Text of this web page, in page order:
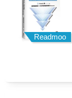
Readmoo